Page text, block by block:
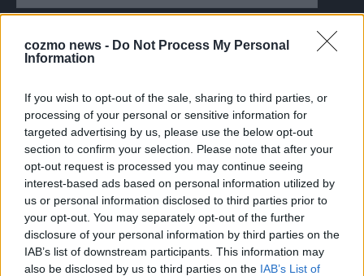
cozmo news - Do Not Process My Personal
Information
If you wish to opt-out of the sale, sharing to third parties, or
processing of your personal or sensitive information for
targeted advertising by us, please use the below opt-out
section to confirm your selection. Please note that after your
opt-out request is processed you may continue seeing
interest-based ads based on personal information utilized by
us or personal information disclosed to third parties prior to
your opt-out. You may separately opt-out of the further
disclosure of your personal information by third parties on the
IAB’s list of downstream participants. This information may
also be disclosed by us to third parties on the IAB’s List of
AD
FOLGE UNS BEI FACEBOOK